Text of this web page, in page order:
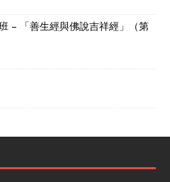
– 「善生經與佛說吉祥經」（第